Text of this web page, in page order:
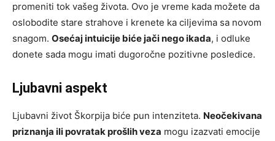
promeniti tok vašeg života. Ovo je vreme kada možete da
oslobodite stare strahove i krenete ka ciljevima sa novom
snagom. Osećaj intuicije biće jači nego ikada, i odluke
donete sada mogu imati dugoročne pozitivne posledice.
Ljubavni aspekt
Ljubavni život Škorpija biće pun intenziteta. Neočekivana
priznanja ili povratak prošlih veza mogu izazvati emocije